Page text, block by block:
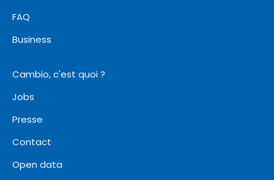
FAQ
Business
Cambio, c'est quoi ?
Jobs
Presse
Contact
Open data